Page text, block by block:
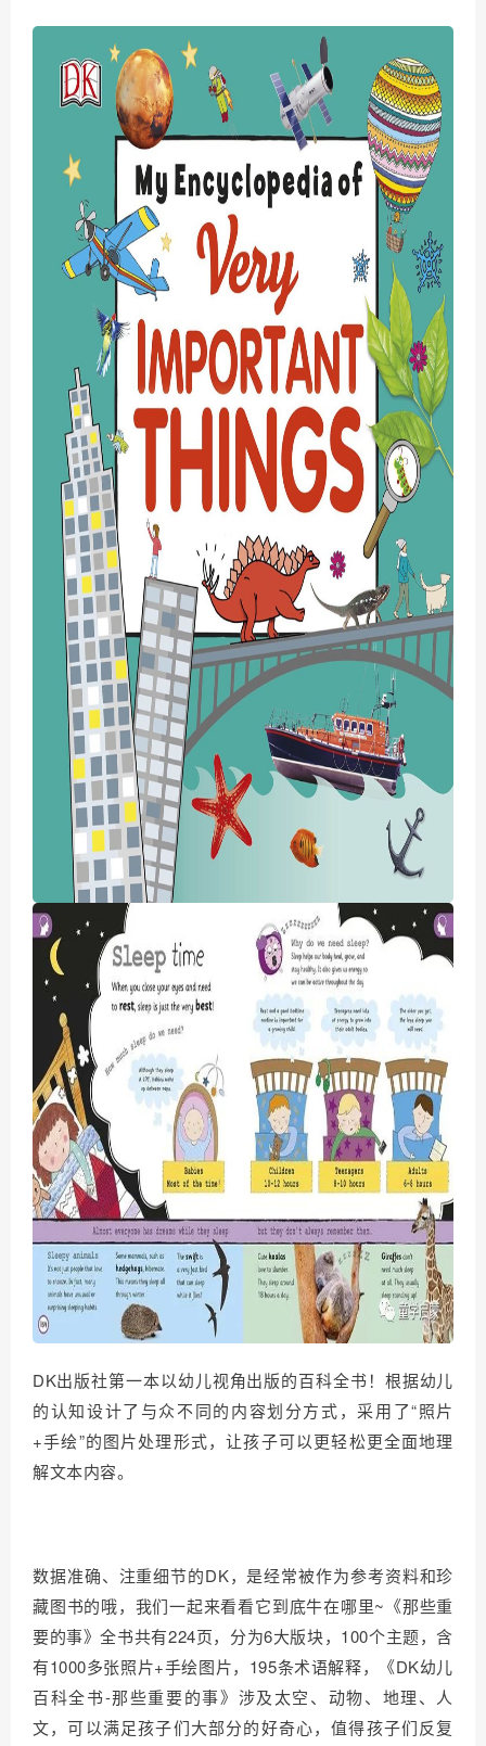
DK出版社第一本以幼儿视角出版的百科全书！根据幼儿
的认知设计了与众不同的内容划分方式，采用了“照片
+手绘”的图片处理形式，让孩子可以更轻松更全面地理
解文本内容。
数据准确、注重细节的DK，是经常被作为参考资料和珍
藏图书的哦，我们一起来看看它到底牛在哪里~ 《那些重
要的事》全书共有224页，分为6大版块，100个主题，含
有1000多张照片+手绘图片，195条术语解释，《DK幼儿
百科全书-那些重要的事》涉及太空、动物、地理、人
文，可以满足孩子们大部分的好奇心，值得孩子们反复